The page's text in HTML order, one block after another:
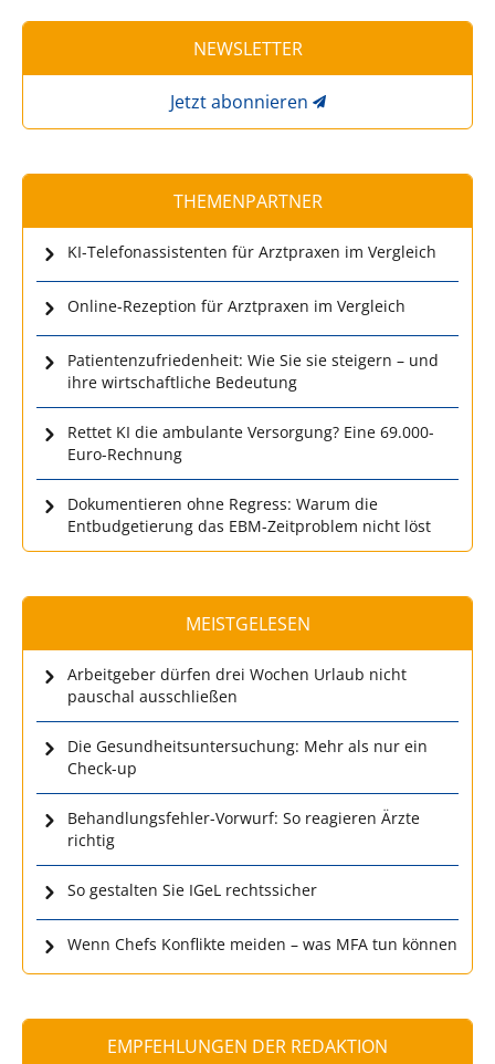
NEWSLETTER
Jetzt abonnieren
THEMENPARTNER
KI-Telefonassistenten für Arztpraxen im Vergleich
Online-Rezeption für Arztpraxen im Vergleich
Patientenzufriedenheit: Wie Sie sie steigern – und
ihre wirtschaftliche Bedeutung
Rettet KI die ambulante Versorgung? Eine 69.000-
Euro-Rechnung
Dokumentieren ohne Regress: Warum die
Entbudgetierung das EBM-Zeitproblem nicht löst
MEISTGELESEN
Arbeitgeber dürfen drei Wochen Urlaub nicht
pauschal ausschließen
Die Gesundheitsuntersuchung: Mehr als nur ein
Check-up
Behandlungsfehler-Vorwurf: So reagieren Ärzte
richtig
So gestalten Sie IGeL rechtssicher
Wenn Chefs Konflikte meiden – was MFA tun können
EMPFEHLUNGEN DER REDAKTION